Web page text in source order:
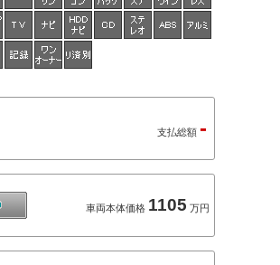
支払総額 -
車両本体価格 1105 万円